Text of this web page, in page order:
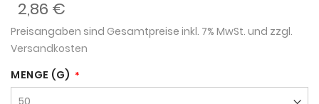
2,86 €
Preisangaben sind Gesamtpreise inkl. 7% MwSt. und zzgl.
Versandkosten
MENGE (G)